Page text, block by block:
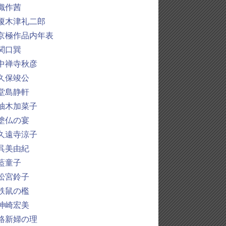
作茜
木津礼二郎
極作品内年表
口巽
禅寺秋彦
保竣公
島静軒
木加菜子
仏の宴
遠寺涼子
美由紀
童子
宮鈴子
鼠の檻
崎宏美
新婦の理